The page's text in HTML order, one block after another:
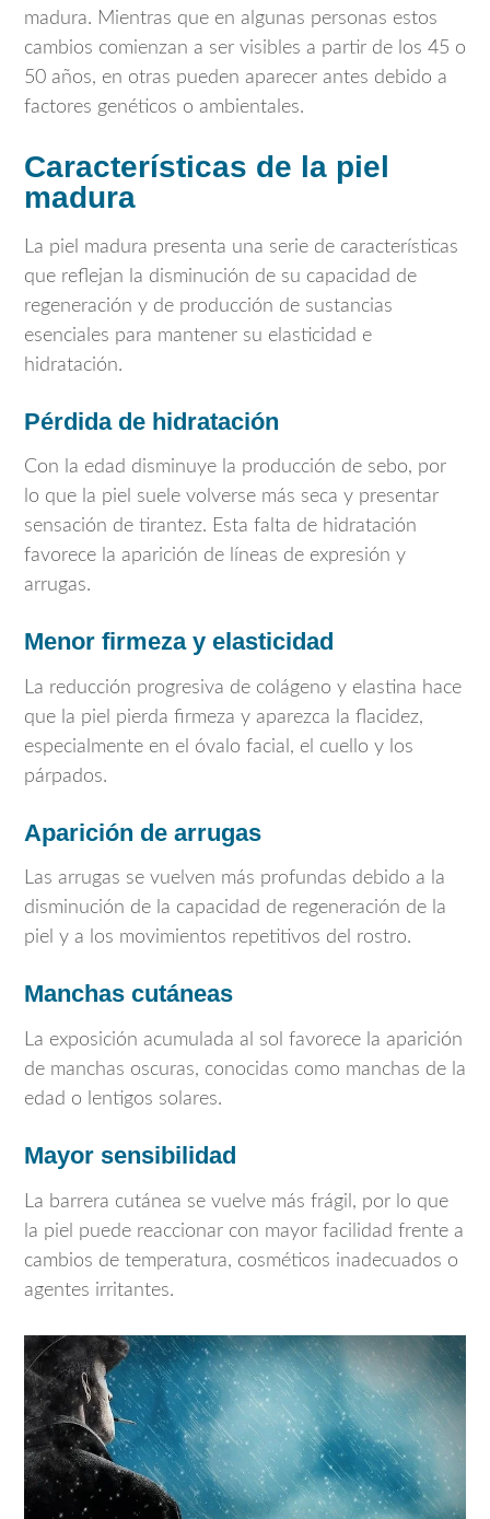
madura. Mientras que en algunas personas estos
cambios comienzan a ser visibles a partir de los 45 o
50 años, en otras pueden aparecer antes debido a
factores genéticos o ambientales.
Características de la piel
madura
La piel madura presenta una serie de características
que reflejan la disminución de su capacidad de
regeneración y de producción de sustancias
esenciales para mantener su elasticidad e
hidratación.
Pérdida de hidratación
Con la edad disminuye la producción de sebo, por
lo que la piel suele volverse más seca y presentar
sensación de tirantez. Esta falta de hidratación
favorece la aparición de líneas de expresión y
arrugas.
Menor firmeza y elasticidad
La reducción progresiva de colágeno y elastina hace
que la piel pierda firmeza y aparezca la flacidez,
especialmente en el óvalo facial, el cuello y los
párpados.
Aparición de arrugas
Las arrugas se vuelven más profundas debido a la
disminución de la capacidad de regeneración de la
piel y a los movimientos repetitivos del rostro.
Manchas cutáneas
La exposición acumulada al sol favorece la aparición
de manchas oscuras, conocidas como manchas de la
edad o lentigos solares.
Mayor sensibilidad
La barrera cutánea se vuelve más frágil, por lo que
la piel puede reaccionar con mayor facilidad frente a
cambios de temperatura, cosméticos inadecuados o
agentes irritantes.